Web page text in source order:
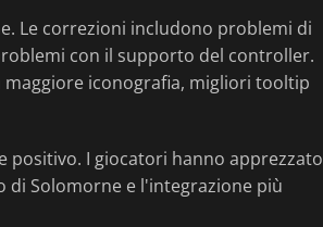
Le correzioni includono problemi di
con il supporto del controller.
iconografia, migliori tooltip
positivo. I giocatori hanno apprezzato
Solomorne e l'integrazione più